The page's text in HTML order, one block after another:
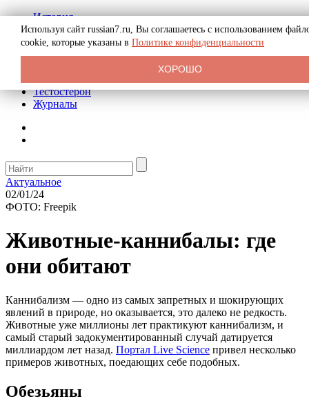
История
Биография
Криминал
Реклама на сайте
Тестостерон
Журналы
Актуальное
02/01/24
ФОТО: Freepik
Животные-каннибалы: где
они обитают
Каннибализм — одно из самых запретных и шокирующих
явлений в природе, но оказывается, это далеко не редкость.
Животные уже миллионы лет практикуют каннибализм, и
самый старый задокументированный случай датируется
миллиардом лет назад. Портал Live Science привел несколько
примеров животных, поедающих себе подобных.
Обезьяны
Используя сайт russian7.ru, Вы соглашаетесь с использованием
cookie, которые указаны в Политике конфиденциальности
ХОРОШО